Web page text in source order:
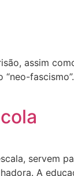
assim
servem
A